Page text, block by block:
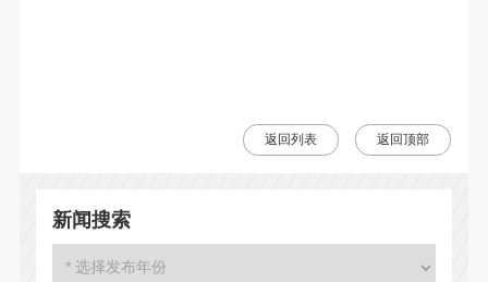
返回顶部
返回列表
新闻搜索